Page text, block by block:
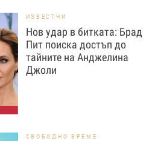
ИЗВЕСТНИ
Нов удар в битката: Брад
Пит поиска достъп до
тайните на Анджелина
Джоли
СВОБОДНО ВРЕМЕ